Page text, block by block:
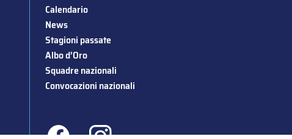
Calendario
News
Stagioni passate
Albo d’Oro
Squadre nazionali
Convocazioni nazionali